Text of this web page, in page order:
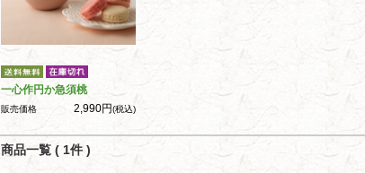
一心作円か急須桃
販売価格 2,990円(税込)
商品一覧 ( 1件 )